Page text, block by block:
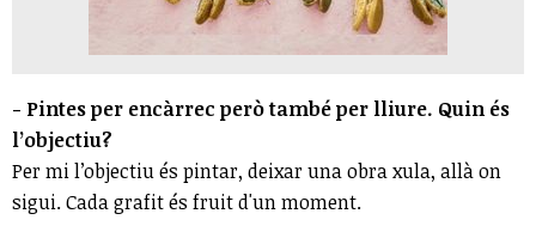
- Pintes per encàrrec però també per lliure. Quin és
l’objectiu?
Per mi l’objectiu és pintar, deixar una obra xula, allà on
sigui. Cada grafit és fruit d'un moment.